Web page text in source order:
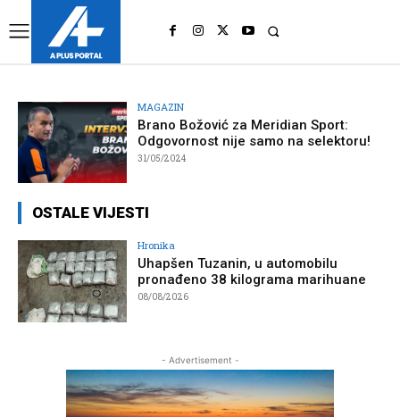
MAGAZIN
Brano Božović za Meridian Sport:
Odgovornost nije samo na selektoru!
31/05/2024
OSTALE VIJESTI
Hronika
Uhapšen Tuzanin, u automobilu
pronađeno 38 kilograma marihuane
08/08/2026
- Advertisement -